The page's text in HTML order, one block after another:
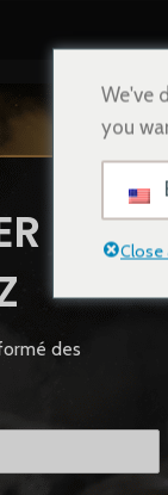
des
GRAINES
/Produits identifiés
We've
you
Close